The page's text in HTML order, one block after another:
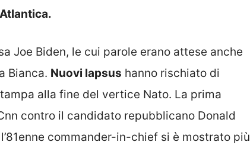
Joe Biden, le cui parole erano attese anche
Bianca. Nuovi lapsus hanno rischiato di
alla fine del vertice Nato. La prima
contro il candidato repubblicano Donald
commander-in-chief si è mostrato più